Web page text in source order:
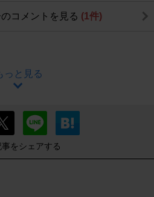
コメントを見る (1件)
っと見る
事をシェアする